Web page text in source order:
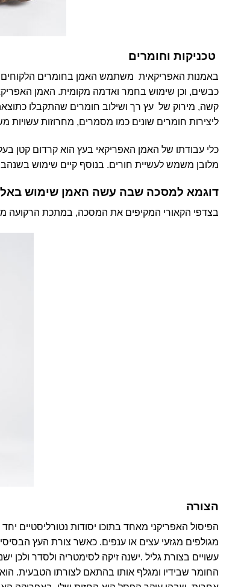
טכניקות וחומרים
באמנות האפריקאית משתמש האמן בחומרים הלקוחים
כבשים, וכן שימוש בחמר ואדמה מקומית. האמן
קשה, מירוק של עץ רך ושילוב חומרים שהתקבלו
ליצירות חומרים שונים כמו מסמרים, מחרוזות עשויות
כלי עבודתו של האמן האפריקאי בעץ הוא קרדום קטן
מלובן משמש לעשיית חורים. בנוסף קיים שימוש בשנהב
דוגמא למסכה שבה עשה האמן שימוש
בצדפי הקאורי המקיפים את המסכה, במתכת הרקועה
הצורה
הפיסול האפריקני מאחד בתוכו יסודות נטורליסטיים
מגולפים מגזעי עצים או ענפים. כאשר צורת העץ
עשויים בצורת גליל .ישנה זיקה לסימטריה ולסדר
החומר שבידיו ומגלף אותו בהתאם לצורתו הטבעית.